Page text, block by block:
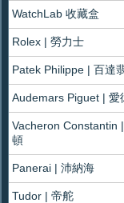
WatchLab 收藏盒
Rolex | 勞力士
Patek Philippe | 百達
Audemars Piguet | 愛
Vacheron Constantin
頓
Panerai | 沛納海
Tudor | 帝舵